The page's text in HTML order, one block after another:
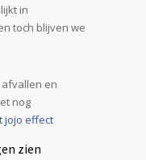
in
toch blijven we
en
nog
jojo effect
zien